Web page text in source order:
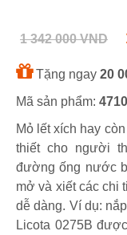
1 342 000 VND
Tặng ngay 20
Mã sản phẩm:
Mỏ lết xích hay
thiết cho người
đường ống nước
mở và xiết các chi
dễ dàng. Ví dụ:
Licota 0275B